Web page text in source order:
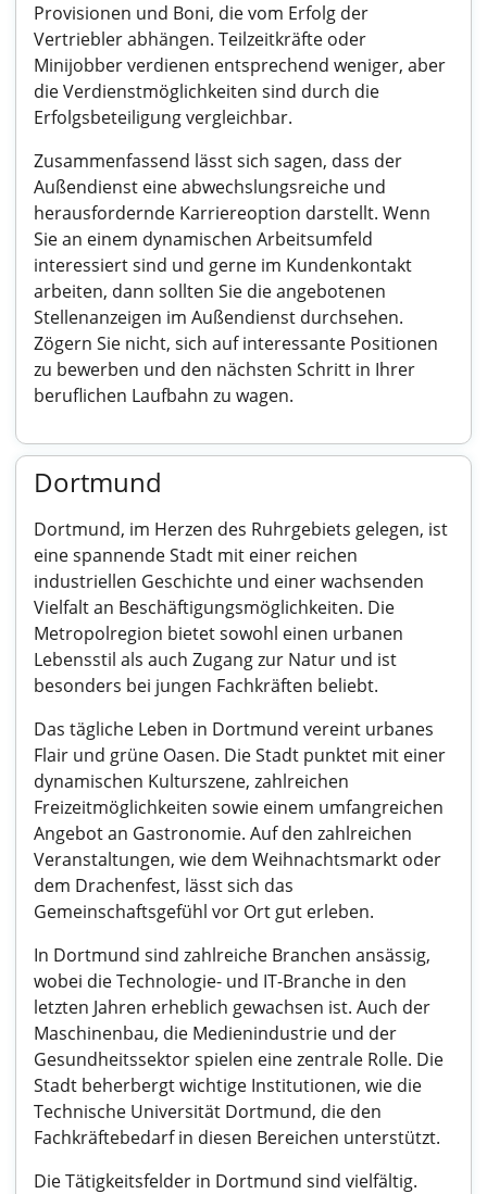
Provisionen und Boni, die vom Erfolg der
Vertriebler abhängen. Teilzeitkräfte oder
Minijobber verdienen entsprechend weniger, aber
die Verdienstmöglichkeiten sind durch die
Erfolgsbeteiligung vergleichbar.
Zusammenfassend lässt sich sagen, dass der
Außendienst eine abwechslungsreiche und
herausfordernde Karriereoption darstellt. Wenn
Sie an einem dynamischen Arbeitsumfeld
interessiert sind und gerne im Kundenkontakt
arbeiten, dann sollten Sie die angebotenen
Stellenanzeigen im Außendienst durchsehen.
Zögern Sie nicht, sich auf interessante Positionen
zu bewerben und den nächsten Schritt in Ihrer
beruflichen Laufbahn zu wagen.
Dortmund
Dortmund, im Herzen des Ruhrgebiets gelegen, ist
eine spannende Stadt mit einer reichen
industriellen Geschichte und einer wachsenden
Vielfalt an Beschäftigungsmöglichkeiten. Die
Metropolregion bietet sowohl einen urbanen
Lebensstil als auch Zugang zur Natur und ist
besonders bei jungen Fachkräften beliebt.
Das tägliche Leben in Dortmund vereint urbanes
Flair und grüne Oasen. Die Stadt punktet mit einer
dynamischen Kulturszene, zahlreichen
Freizeitmöglichkeiten sowie einem umfangreichen
Angebot an Gastronomie. Auf den zahlreichen
Veranstaltungen, wie dem Weihnachtsmarkt oder
dem Drachenfest, lässt sich das
Gemeinschaftsgefühl vor Ort gut erleben.
In Dortmund sind zahlreiche Branchen ansässig,
wobei die Technologie- und IT-Branche in den
letzten Jahren erheblich gewachsen ist. Auch der
Maschinenbau, die Medienindustrie und der
Gesundheitssektor spielen eine zentrale Rolle. Die
Stadt beherbergt wichtige Institutionen, wie die
Technische Universität Dortmund, die den
Fachkräftebedarf in diesen Bereichen unterstützt.
Die Tätigkeitsfelder in Dortmund sind vielfältig.